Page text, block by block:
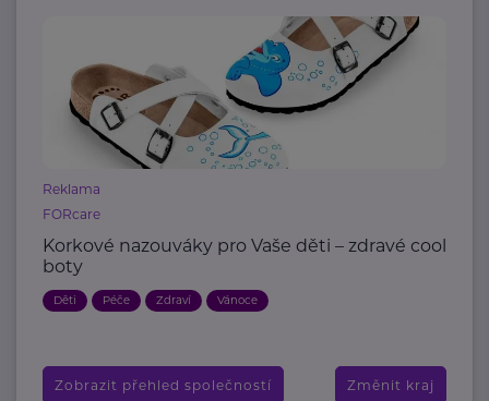
Reklama
FORcare
Korkové nazouváky pro Vaše děti – zdravé cool
boty
Děti Péče Zdraví Vánoce
Zobrazit přehled společností Změnit kraj